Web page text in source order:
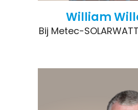
William
Bij Metec-